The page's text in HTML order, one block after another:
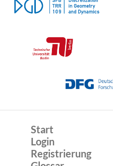
Start
Login
Registrierung